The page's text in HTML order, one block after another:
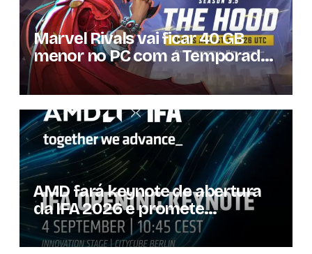
Marvel Rivals vai ficar 40 GB
menor no PC com a Temporada
9.5
AMD fará keynote de abertura
da IFA 2026 e promete
novidades para os
consumidores